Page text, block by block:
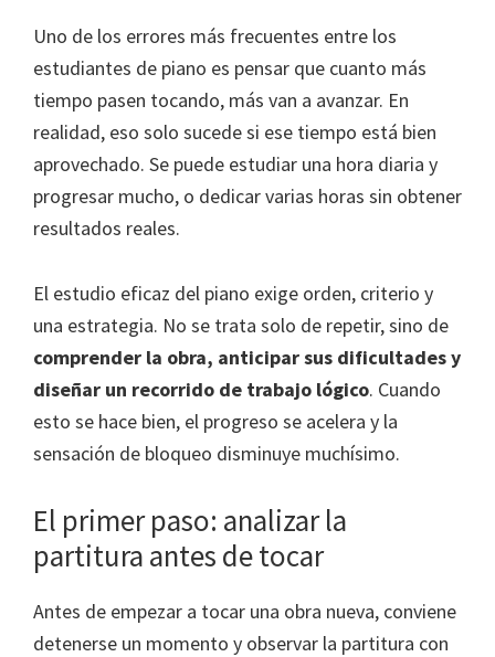
Uno de los errores más frecuentes entre los
estudiantes de piano es pensar que cuanto más
tiempo pasen tocando, más van a avanzar. En
realidad, eso solo sucede si ese tiempo está bien
aprovechado. Se puede estudiar una hora diaria y
progresar mucho, o dedicar varias horas sin obtener
resultados reales.
El estudio eficaz del piano exige orden, criterio y
una estrategia. No se trata solo de repetir, sino de
comprender la obra, anticipar sus dificultades y
diseñar un recorrido de trabajo lógico. Cuando
esto se hace bien, el progreso se acelera y la
sensación de bloqueo disminuye muchísimo.
El primer paso: analizar la
partitura antes de tocar
Antes de empezar a tocar una obra nueva, conviene
detenerse un momento y observar la partitura con